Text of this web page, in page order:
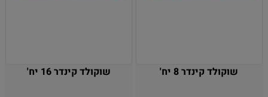
שוקולד קינדר 8 יח' שוקולד קינדר 16 יח'